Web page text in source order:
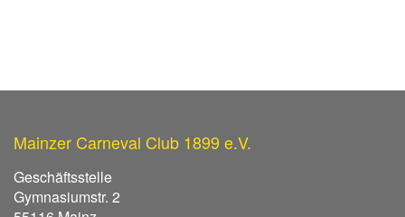
Mainzer Carneval Club 1899 e.V.
Geschäftsstelle
Gymnasiumstr. 2